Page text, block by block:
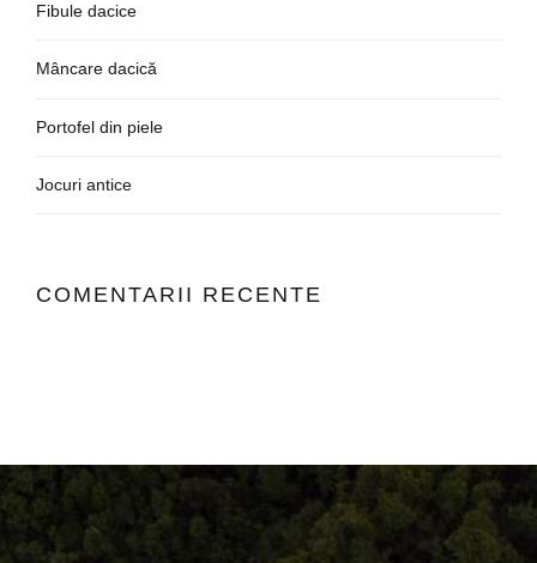
Fibule dacice
Mâncare dacică
Portofel din piele
Jocuri antice
COMENTARII RECENTE